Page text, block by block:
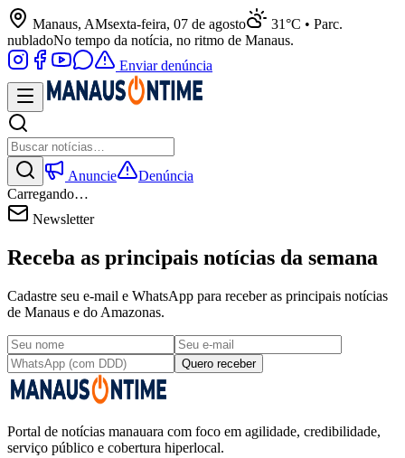
Manaus, AMsexta-feira, 07 de agosto
31°C • Parc.
nubladoNo tempo da notícia, no ritmo de Manaus.
Enviar denúncia
Anuncie
Denúncia
Carregando…
Newsletter
Receba as principais notícias da semana
Cadastre seu e-mail e WhatsApp para receber as principais notícias
de Manaus e do Amazonas.
Quero receber
Portal de notícias manauara com foco em agilidade, credibilidade,
serviço público e cobertura hiperlocal.